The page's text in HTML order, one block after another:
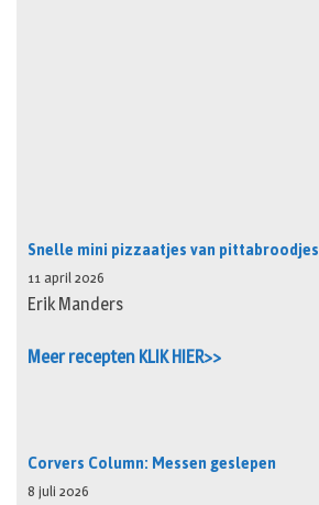
Snelle mini pizzaatjes van pittabroodjes
11 april 2026
Erik Manders
Meer recepten KLIK HIER>>
Corvers Column: Messen geslepen
8 juli 2026